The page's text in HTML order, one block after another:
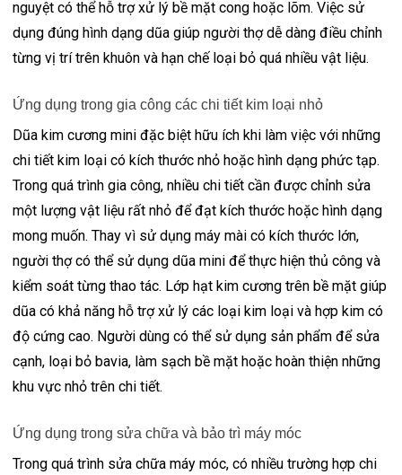
nguyệt có thể hỗ trợ xử lý bề mặt cong hoặc lõm. Việc sử
dụng đúng hình dạng dũa giúp người thợ dễ dàng điều chỉnh
từng vị trí trên khuôn và hạn chế loại bỏ quá nhiều vật liệu.
Ứng dụng trong gia công các chi tiết kim loại nhỏ
Dũa kim cương mini đặc biệt hữu ích khi làm việc với những
chi tiết kim loại có kích thước nhỏ hoặc hình dạng phức tạp.
Trong quá trình gia công, nhiều chi tiết cần được chỉnh sửa
một lượng vật liệu rất nhỏ để đạt kích thước hoặc hình dạng
mong muốn. Thay vì sử dụng máy mài có kích thước lớn,
người thợ có thể sử dụng dũa mini để thực hiện thủ công và
kiểm soát từng thao tác. Lớp hạt kim cương trên bề mặt giúp
dũa có khả năng hỗ trợ xử lý các loại kim loại và hợp kim có
độ cứng cao. Người dùng có thể sử dụng sản phẩm để sửa
cạnh, loại bỏ bavia, làm sạch bề mặt hoặc hoàn thiện những
khu vực nhỏ trên chi tiết.
Ứng dụng trong sửa chữa và bảo trì máy móc
Trong quá trình sửa chữa máy móc, có nhiều trường hợp chi